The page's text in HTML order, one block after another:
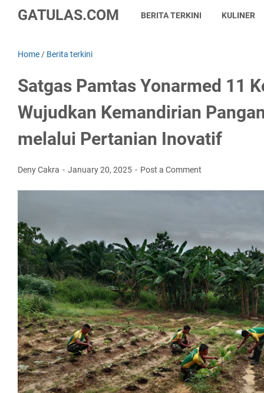
GATULAS.COM BERITA TERKINI KULINER
Home / Berita terkini
Satgas Pamtas Yonarmed 11
Wujudkan Kemandirian
melalui Pertanian Inovatif
Deny Cakra January 20, 2025 Post a Comment